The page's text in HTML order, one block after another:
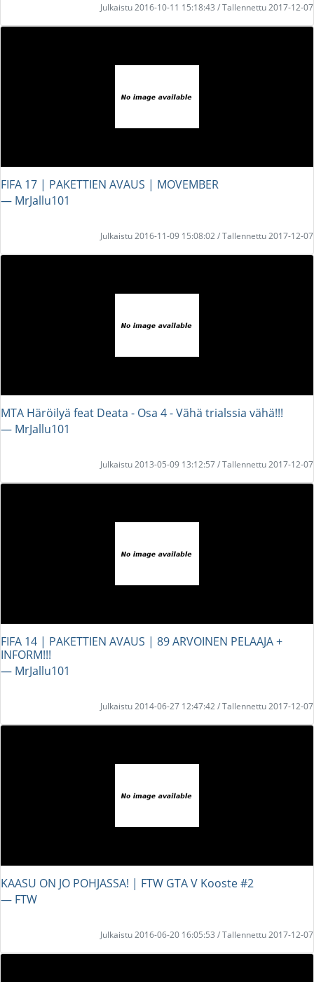
Julkaistu 2016-10-11 15:18:43 / Tallennettu 2017-12-07
FIFA 17 | PAKETTIEN AVAUS | MOVEMBER
― MrJallu101
Julkaistu 2016-11-09 15:08:02 / Tallennettu 2017-12-07
MTA Häröilyä feat Deata - Osa 4 - Vähä trialssia vähä!!!
― MrJallu101
Julkaistu 2013-05-09 13:12:57 / Tallennettu 2017-12-07
FIFA 14 | PAKETTIEN AVAUS | 89 ARVOINEN PELAAJA +
INFORM!!!
― MrJallu101
Julkaistu 2014-06-27 12:47:42 / Tallennettu 2017-12-07
KAASU ON JO POHJASSA! | FTW GTA V Kooste #2
― FTW
Julkaistu 2016-06-20 16:05:53 / Tallennettu 2017-12-07